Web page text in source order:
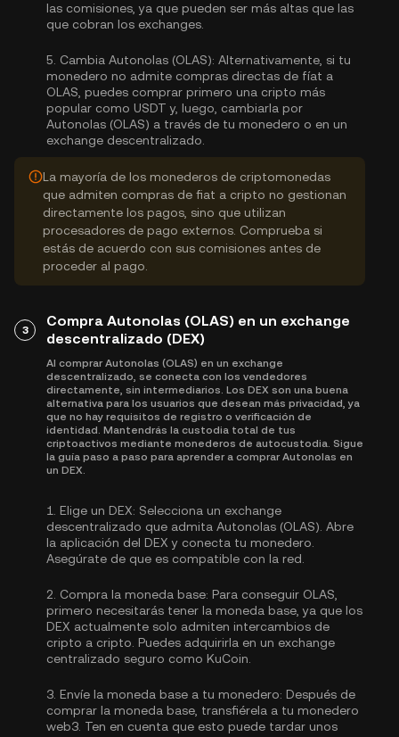
las comisiones, ya que pueden ser más altas que las
que cobran los exchanges.
5. Cambia Autonolas (OLAS): Alternativamente, si tu
monedero no admite compras directas de fíat a
OLAS, puedes comprar primero una cripto más
popular como USDT y, luego, cambiarla por
Autonolas (OLAS) a través de tu monedero o en un
exchange descentralizado.
La mayoría de los monederos de criptomonedas
que admiten compras de fiat a cripto no gestionan
directamente los pagos, sino que utilizan
procesadores de pago externos. Comprueba si
estás de acuerdo con sus comisiones antes de
proceder al pago.
3
Compra Autonolas (OLAS) en un exchange
descentralizado (DEX)
Al comprar Autonolas (OLAS) en un exchange
descentralizado, se conecta con los vendedores
directamente, sin intermediarios. Los DEX son una buena
alternativa para los usuarios que desean más privacidad, ya
que no hay requisitos de registro o verificación de
identidad. Mantendrás la custodia total de tus
criptoactivos mediante monederos de autocustodia. Sigue
la guía paso a paso para aprender a comprar Autonolas en
un DEX.
1. Elige un DEX: Selecciona un exchange
descentralizado que admita Autonolas (OLAS). Abre
la aplicación del DEX y conecta tu monedero.
Asegúrate de que es compatible con la red.
2. Compra la moneda base: Para conseguir OLAS,
primero necesitarás tener la moneda base, ya que los
DEX actualmente solo admiten intercambios de
cripto a cripto. Puedes adquirirla en un exchange
centralizado seguro como KuCoin.
3. Envíe la moneda base a tu monedero: Después de
comprar la moneda base, transfiérela a tu monedero
web3. Ten en cuenta que esto puede tardar unos